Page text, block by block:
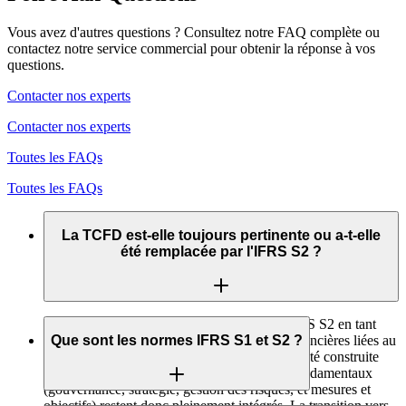
Vous avez d'autres questions ? Consultez notre FAQ complète ou
contactez notre service commercial pour obtenir la réponse à vos
questions.
Contacter nos experts
Contacter nos experts
Toutes les FAQs
Toutes les FAQs
La TCFD est-elle toujours pertinente ou a-t-elle
été remplacée par l'IFRS S2 ?
La TCFD a désormais été remplacée par l'IFRS S2 en tant
que norme mondiale pour les informations financières liées au
climat. Cependant, l'IFRS S2 a explicitement été construite
sur le cadre de la TCFD - ses quatre piliers fondamentaux
(gouvernance, stratégie, gestion des risques, et mesures et
Que sont les normes IFRS S1 et S2 ?